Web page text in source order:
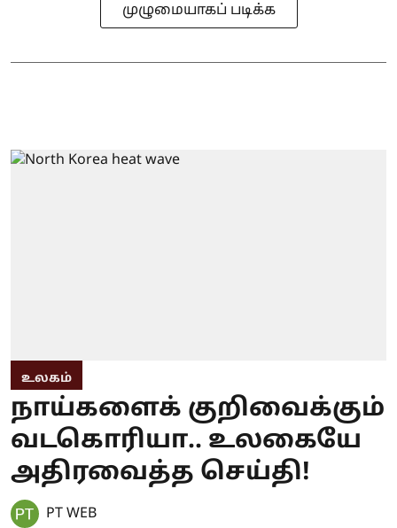
முழுமையாகப் படிக்க
உலகம்
நாய்களைக் குறிவைக்கும்
வடகொரியா.. உலகையே
அதிரவைத்த செய்தி!
PT WEB